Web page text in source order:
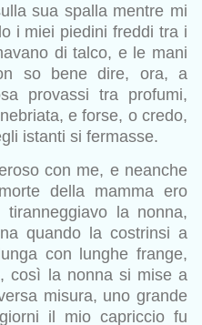
sua spalla mentre mi
i miei piedini freddi tra i
di talco, e le mani
so bene dire, ora, a
provassi tra profumi,
e forse, o credo,
istanti si fermasse.
con me, e neanche
della mamma ero
tiranneggiavo la nonna,
quando la costrinsi a
con lunghe frange,
così la nonna si mise a
misura, uno grande
il mio capriccio fu